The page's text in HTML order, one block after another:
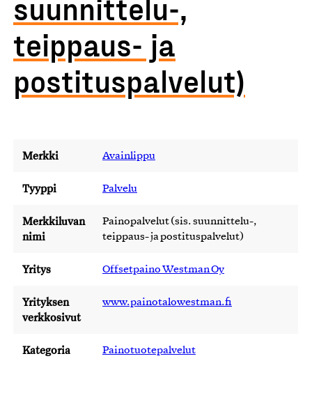
suunnittelu-,
teippaus- ja
postituspalvelut)
Merkki Avainlippu
Tyyppi Palvelu
Merkkiluvan
nimi
Painopalvelut (sis. suunnittelu-,
teippaus- ja postituspalvelut)
Yritys Offsetpaino Westman Oy
Yrityksen
verkkosivut
www.painotalowestman.fi
Kategoria Painotuotepalvelut